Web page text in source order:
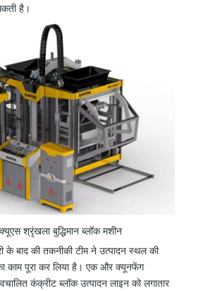
है।
श्रृंखला बुद्धिमान ब्लॉक मशीन
के बाद की तकनीकी टीम ने उत्पादन स्थल की
काम पूरा कर लिया है। एक और क्यूनफेंग
कंक्रीट ब्लॉक उत्पादन लाइन को लगातार